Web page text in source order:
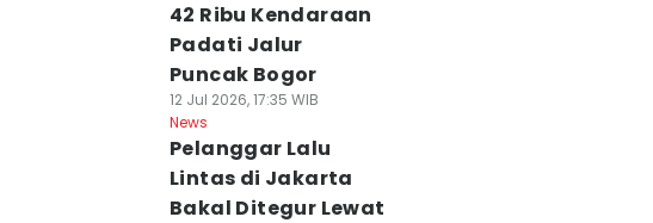
42 Ribu Kendaraan
Padati Jalur
Puncak Bogor
12 Jul 2026, 17:35 WIB
News
Pelanggar Lalu
Lintas di Jakarta
Bakal Ditegur Lewat